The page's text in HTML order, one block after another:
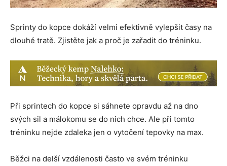
Sprinty do kopce dokáží velmi efektivně vylepšit časy na
dlouhé tratě. Zjistěte jak a proč je zařadit do tréninku.
Při sprintech do kopce si sáhnete opravdu až na dno
svých sil a málokomu se do nich chce. Ale při tomto
tréninku nejde zdaleka jen o vytočení tepovky na max.
Běžci na delší vzdálenosti často ve svém tréninku